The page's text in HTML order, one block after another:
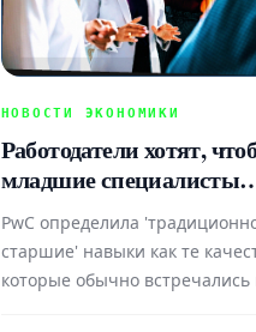
НОВОСТИ ЭКОНОМИКИ
Работодатели хотят,
младшие специалисты
обладали 'традиционно
старшими' навыками,
показало крупное
исследование. Вот что
PwC определила
старшие' навыки как те
которые обычно встречались